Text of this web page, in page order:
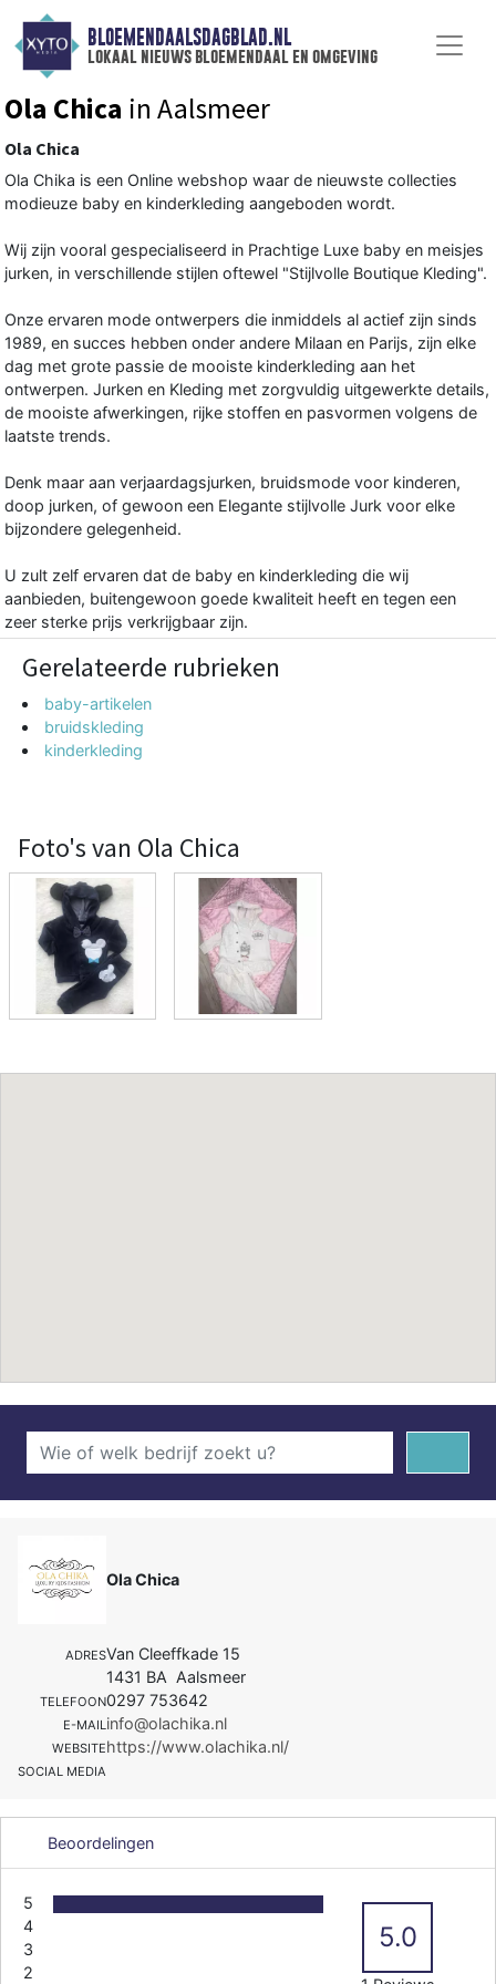
BLOEMENDAALSDAGBLAD.NL
lokaal nieuws bloemendaal en omgeving
Ola Chica in Aalsmeer
Ola Chica
Ola Chika is een Online webshop waar de nieuwste collecties
modieuze baby en kinderkleding aangeboden wordt.
Wij zijn vooral gespecialiseerd in Prachtige Luxe baby en meisjes
jurken, in verschillende stijlen oftewel "Stijlvolle Boutique Kleding".
Onze ervaren mode ontwerpers die inmiddels al actief zijn sinds
1989, en succes hebben onder andere Milaan en Parijs, zijn elke
dag met grote passie de mooiste kinderkleding aan het
ontwerpen. Jurken en Kleding met zorgvuldig uitgewerkte details,
de mooiste afwerkingen, rijke stoffen en pasvormen volgens de
laatste trends.
Denk maar aan verjaardagsjurken, bruidsmode voor kinderen,
doop jurken, of gewoon een Elegante stijlvolle Jurk voor elke
bijzondere gelegenheid.
U zult zelf ervaren dat de baby en kinderkleding die wij
aanbieden, buitengewoon goede kwaliteit heeft en tegen een
zeer sterke prijs verkrijgbaar zijn.
Gerelateerde rubrieken
baby-artikelen
bruidskleding
kinderkleding
Foto's van Ola Chica
Ola Chica
ADRESVan Cleeffkade 15
1431 BA Aalsmeer
TELEFOON0297 753642
E-MAILinfo@olachika.nl
WEBSITEhttps://www.olachika.nl/
SOCIAL MEDIA
Beoordelingen
5
4
3
2
5.0